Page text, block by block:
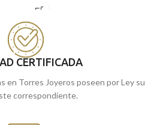
la
diseño de sencilla chapa redonda
brillo.
Puedes encontrarla en nuestras
tiendas de Málaga y Melilla, o si lo
enviamos a casa.
CERTIFICADA
en Torres Joyeros poseen por Ley su
correspondiente.